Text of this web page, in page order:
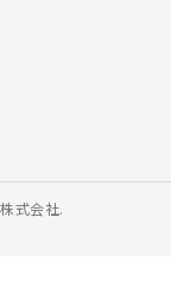
式会社.